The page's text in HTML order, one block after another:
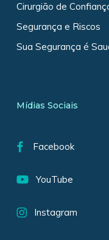
Cirurgião de
Segurança e Riscos
Sua Segurança é
Mídias Sociais
Facebook
YouTube
Instagram